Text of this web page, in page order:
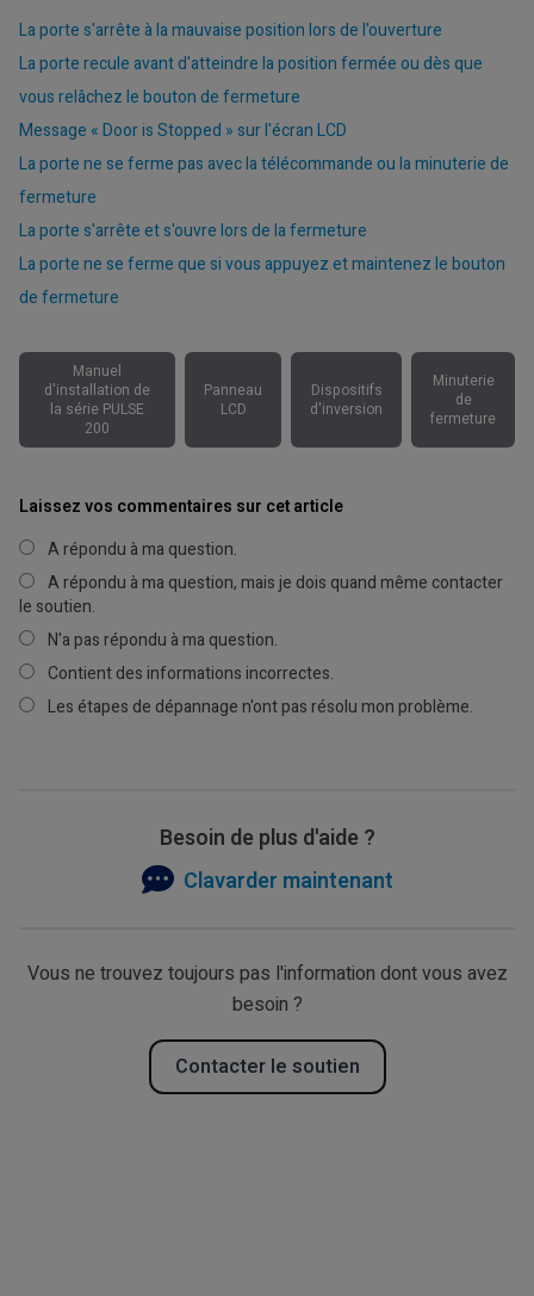
La porte s'arrête à la mauvaise position lors de l'ouverture
La porte recule avant d'atteindre la position fermée ou dès que
vous relâchez le bouton de fermeture
Message « Door is Stopped » sur l'écran LCD
La porte ne se ferme pas avec la télécommande ou la minuterie de
fermeture
La porte s'arrête et s'ouvre lors de la fermeture
La porte ne se ferme que si vous appuyez et maintenez le bouton
de fermeture
Manuel
d'installation de
la série PULSE
200
Panneau
LCD
Dispositifs
d'inversion
Minuterie
de
fermeture
Laissez vos commentaires sur cet article
A répondu à ma question.
A répondu à ma question, mais je dois quand même contacter
le soutien.
N'a pas répondu à ma question.
Contient des informations incorrectes.
Les étapes de dépannage n'ont pas résolu mon problème.
Besoin de plus d'aide ?
Clavarder maintenant
Vous ne trouvez toujours pas l'information dont vous avez
besoin ?
Contacter le soutien